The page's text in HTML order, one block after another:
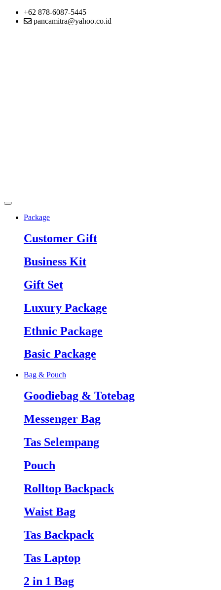
+62 878-6087-5445
pancamitra@yahoo.co.id
Package
Customer Gift
Business Kit
Gift Set
Luxury Package
Ethnic Package
Basic Package
Bag & Pouch
Goodiebag & Totebag
Messenger Bag
Tas Selempang
Pouch
Rolltop Backpack
Waist Bag
Tas Backpack
Tas Laptop
2 in 1 Bag